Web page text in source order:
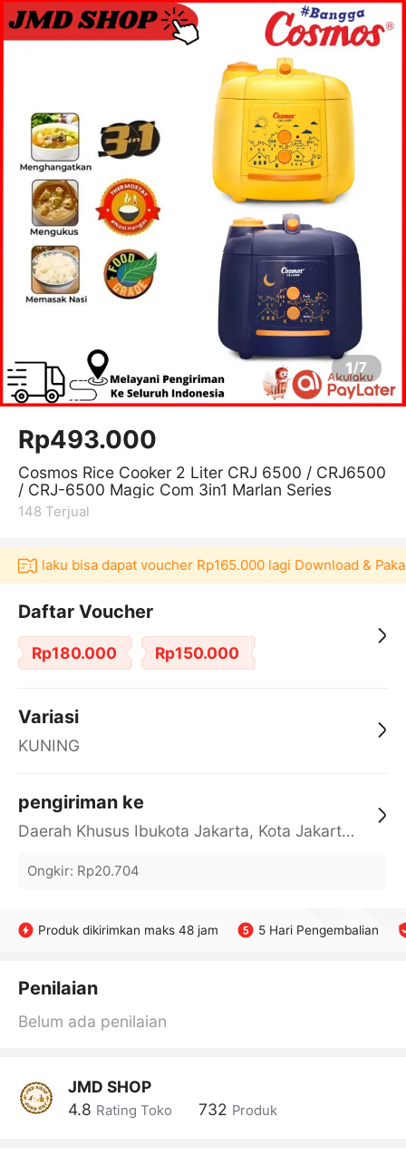
1/7
Rp493.000
Cosmos Rice Cooker 2 Liter CRJ 6500 / CRJ6500
/ CRJ-6500 Magic Com 3in1 Marlan Series
148 Terjual
bisa dapat voucher Rp165.000 lagi Download & Pakai
Daftar Voucher
Rp180.000 Rp150.000
Variasi
KUNING
pengiriman ke
Daerah Khusus Ibukota Jakarta, Kota Jakarta Barat, Cengkareng, yy
Ongkir: Rp20.704
Produk dikirimkan maks 48 jam 5 Hari Pengembalian
Penilaian
Belum ada penilaian
JMD SHOP
4.8 Rating Toko 732 Produk